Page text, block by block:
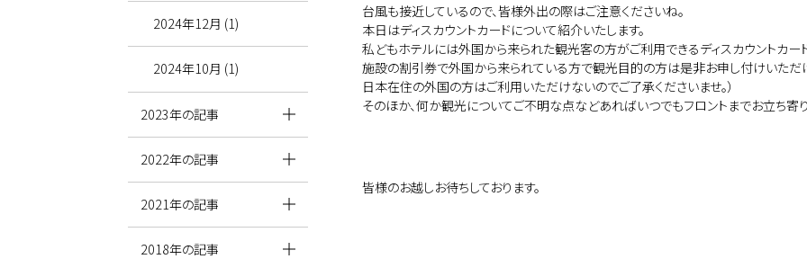
台風も接近しているので、皆様外出の際はご注意くださいね。
本日はディスカウントカードについて紹介いたします。
私どもホテルには外国から来られた観光客の方がご利用できるディスカウントカー
施設の割引券で外国から来られている方で観光目的の方は是非お申し付けいただ
日本在住の外国の方はご利用いただけないのでご了承くださいませ。）
そのほか、何か観光についてご不明な点などあればいつでもフロントまでお立ち寄り
皆様のお越しお待ちしております。
2024年12月 (1)
2024年10月 (1)
2023年の記事
2022年の記事
2021年の記事
2018年の記事